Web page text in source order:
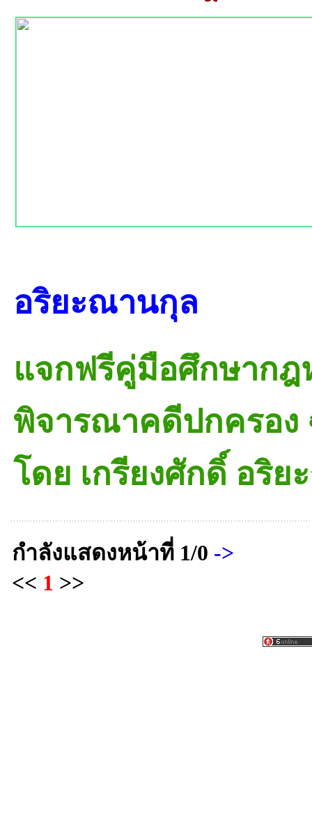
อริยะณานกุล
แจกฟรีคู่มือศึกษากฎ
พิจารณาคดีปกครอง
โดย เกรียงศักดิ์ อริ
กำลังแสดงหน้าที่ 1/0 ->
<< 1 >>